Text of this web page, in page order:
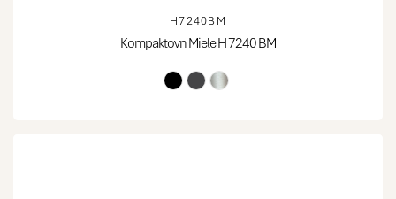
H7240BM
Kompaktovn Miele H 7240 BM